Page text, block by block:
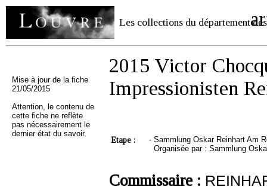
Les collections du département des
Mise à jour de la fiche
21/05/2015
Attention, le contenu de
cette fiche ne reflète
pas nécessairement le
dernier état du savoir.
2015 Victor
Impressionisten
Etape : - Sammlung Oskar Reinhart Am
Organisée par : Sammlung
Commissaire :